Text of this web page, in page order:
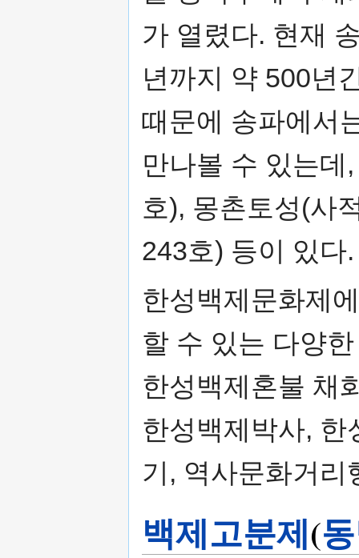
가 열렸다. 현재
년까지 약 500년
때문에 송파에서
만나볼 수 있는데
호), 몽촌토성(사
243호) 등이 있다.
한성백제문화제
할 수 있는 다양
한성백제혼불 채
한성백제박사, 한
기, 역사문화거리
백제고분제(